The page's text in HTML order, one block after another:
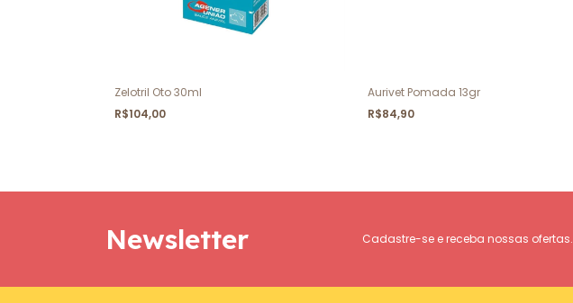
Zelotril Oto 30ml
R$104,00
Aurivet Pomada 13gr
R$84,90
Newsletter Cadastre-se e receba nossas ofertas.